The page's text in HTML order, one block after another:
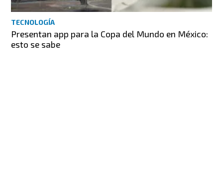
TECNOLOGÍA
Presentan app para la Copa del Mundo en México:
esto se sabe